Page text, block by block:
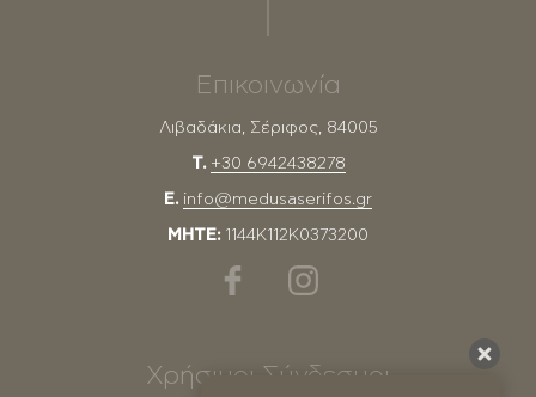
Επικοινωνία
Λιβαδάκια, Σέριφος, 84005
T. +30 6942438278
E. info@medusaserifos.gr
MHTE: 1144Κ112Κ0373200
Χρήσιμοι Σύνδεσμοι